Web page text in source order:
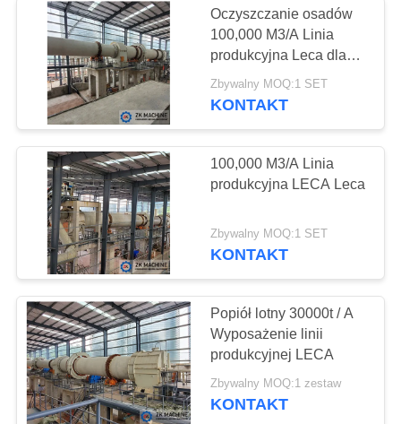
Podajnik wibracyjny
Urządzenia do
przenoszenia
48
Oczyszczanie osadów
100,000 M3/A Linia
produkcyjna Leca dla
lekkich kruszyw
Zbywalny MOQ:1 SET
KONTAKT
100,000 M3/A Linia
produkcyjna LECA Leca
Zbywalny MOQ:1 SET
KONTAKT
Popiół lotny 30000t / A
Wyposażenie linii
produkcyjnej LECA
Zbywalny MOQ:1 zestaw
KONTAKT